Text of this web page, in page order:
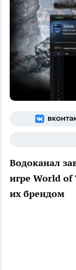
Водоканал
игре World of
их брендом